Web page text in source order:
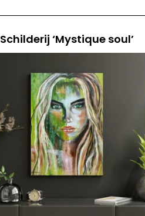
Schilderij ‘Mystique soul’